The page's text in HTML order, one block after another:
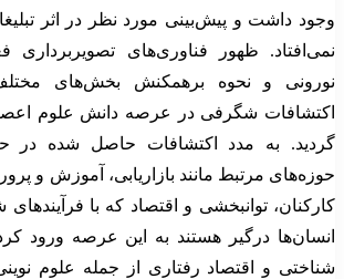
وجود داشت و پیش‌بینی مورد نظر در اثر
نمی‌افتاد. ظهور فناوری‌های تصویربرداری
نورونی و نحوه برهمکنش بخش‌های
اکتشافات شگرفی در عرصه دانش علوم
گردید. به مدد اکتشافات حاصل شده در
حوزه‌های مرتبط مانند بازاریابی، آموزش و
کارکنان، توانبخشی و اقتصاد که با
انسان‌ها درگیر هستند به این عرصه ورود
شناختی و اقتصاد رفتاری از جمله علوم